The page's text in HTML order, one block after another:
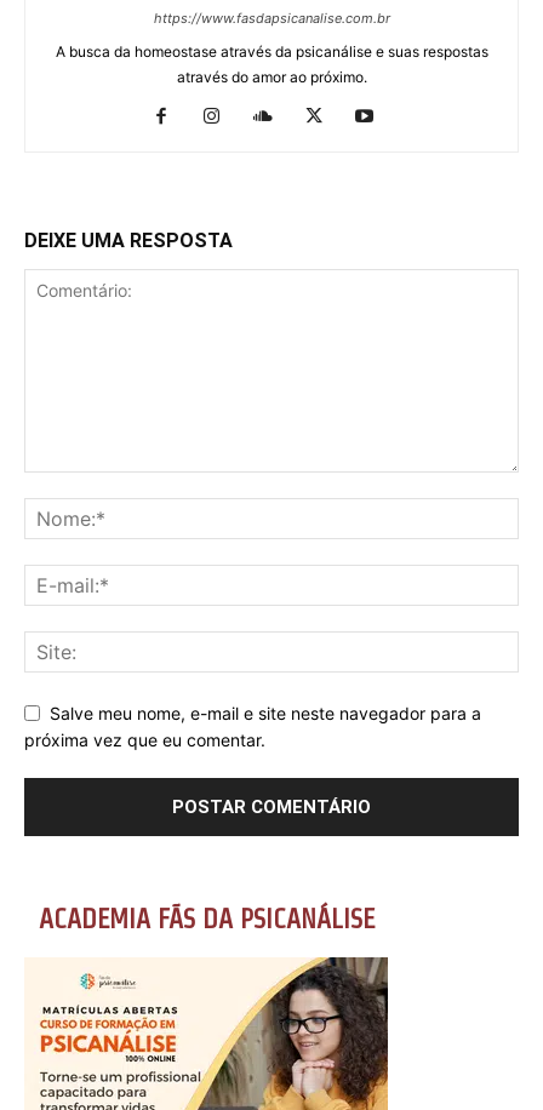
https://www.fasdapsicanalise.com.br
A busca da homeostase através da psicanálise e suas respostas
através do amor ao próximo.
DEIXE UMA RESPOSTA
Salve meu nome, e-mail e site neste navegador para a
próxima vez que eu comentar.
ACADEMIA FÃS DA PSICANÁLISE